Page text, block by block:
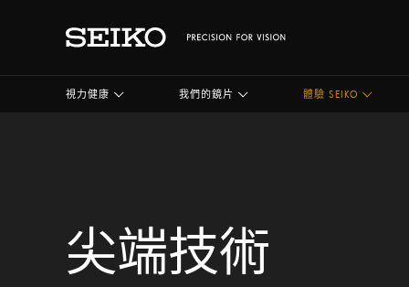
視力健康 我們的鏡片 體驗 SEIKO
尖端技術